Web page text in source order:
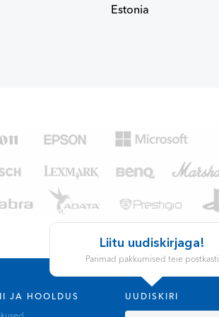
Estonia
JA HOOLDUS
UUDISKIRI
Liitu uudiskirjaga!
Parimad pakkumised teie postkasti